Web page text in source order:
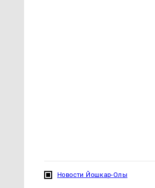
Новости Йошкар-Олы